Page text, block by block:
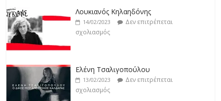
19/02/2023
Δεν επιτρέπεται
σχολιασμός
19/02/2023
Δεν επιτρέπεται
σχολιασμός
Λουκιανός Κηλαηδόνης
14/02/2023
Δεν επιτρέπεται
σχολιασμός
Ελένη Τσαλιγοπούλου
13/02/2023
Δεν επιτρέπεται
σχολιασμός